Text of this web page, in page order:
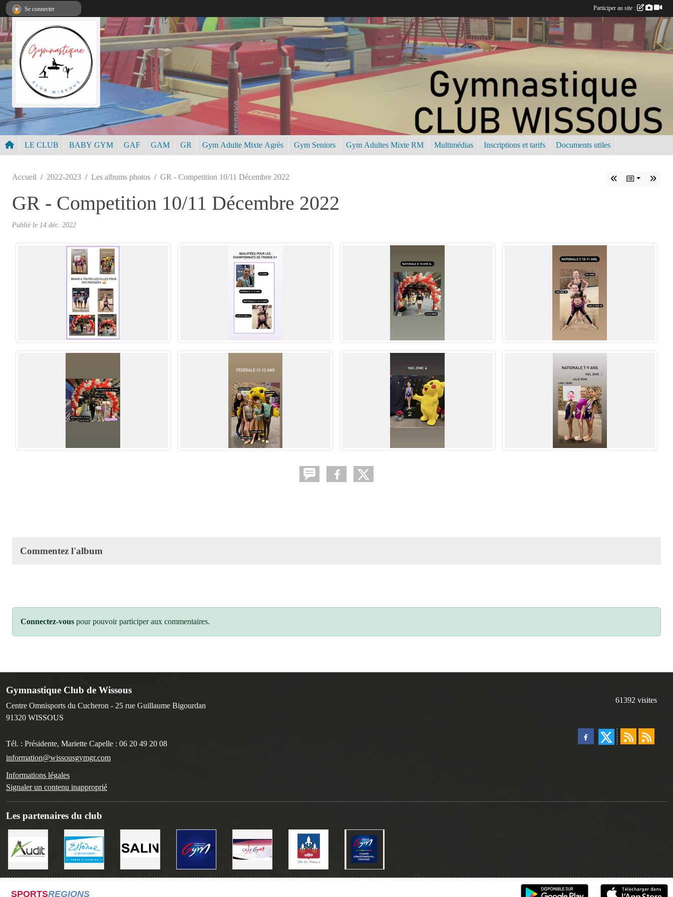
LE CLUB BABY GYM GAF GAM GR Gym Adulte Mixte Agrès Gym Seniors Gym Adultes Mixte RM Multimédias Inscriptions et tarifs Documents utiles
Accueil 2022-2023 Les albums photos GR - Competition 10/11 Décembre 2022
GR - Competition 10/11 Décembre 2022
Publié le 14 déc. 2022
Commentez l'album
Connectez-vous pour pouvoir participer aux commentaires.
Gymnastique Club de Wissous
Centre Omnisports du Cucheron - 25 rue Guillaume Bigourdan
91320 WISSOUS
Tél. : Présidente, Mariette Capelle : 06 20 49 20 08
information@wissousgymgr.com
Informations légales
Signaler un contenu inapproprié
61392 visites
Les partenaires du club
SPORTSREGIONS
Se connecter Participer au site :
Panneau de gestion des cookies